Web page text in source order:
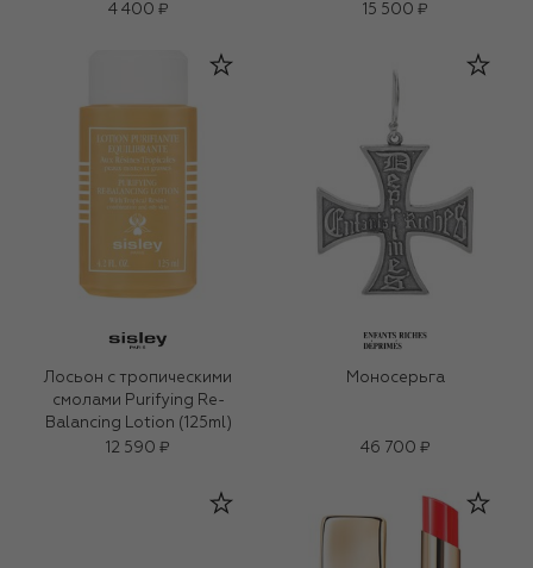
4 400 ₽
15 500 ₽
Лосьон с тропическими
смолами Purifying Re-
Balancing Lotion (125ml)
12 590 ₽
Моносерьга
46 700 ₽